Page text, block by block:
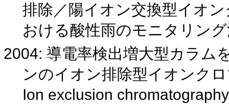
排除／陽イオン交換型イオ
おける酸性雨のモニタリン
2004: 導電率検出増大型カラム
ンのイオン排除型イオンク
Ion exclusion